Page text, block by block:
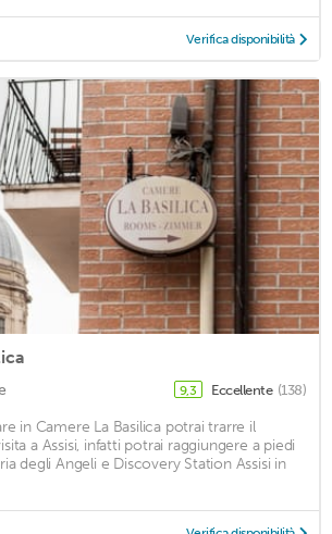
Verifica disponibilità
9,3 Eccellente (138)
in Camere La Basilica potrai trarre il
a Assisi, infatti potrai raggiungere a piedi
degli Angeli e Discovery Station Assisi in